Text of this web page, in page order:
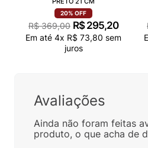
20% OFF
R$ 369,00 R$ 295,20
Em até 4x R$ 73,80 sem
juros
Avaliações
Ainda não foram feitas
produto, o que acha de